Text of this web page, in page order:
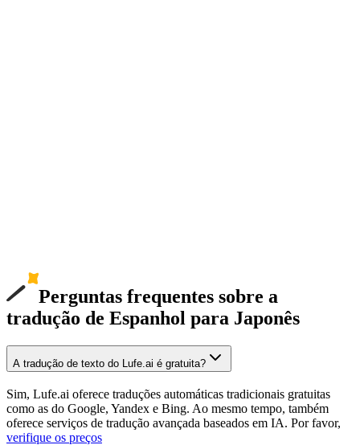
Perguntas frequentes sobre a
tradução de Espanhol para Japonês
A tradução de texto do Lufe.ai é gratuita?
Sim, Lufe.ai oferece traduções automáticas tradicionais gratuitas
como as do Google, Yandex e Bing. Ao mesmo tempo, também
oferece serviços de tradução avançada baseados em IA. Por favor,
verifique os preços